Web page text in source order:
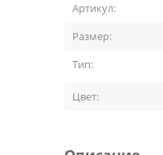
Артикул:
Размер:
Тип:
Цвет: